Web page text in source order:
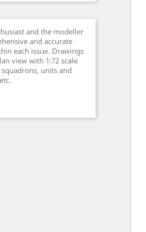
and the modeller
and accurate
each issue. Drawings
view with 1:72 scale
units and